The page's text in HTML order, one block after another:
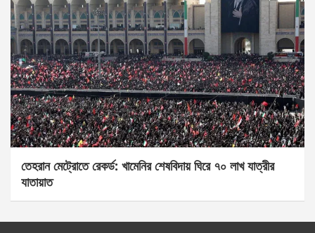
তেহরান মেট্রোতে রেকর্ড: খামেনির শেষবিদায় ঘিরে ৭০ লাখ যাত্রীর
যাতায়াত